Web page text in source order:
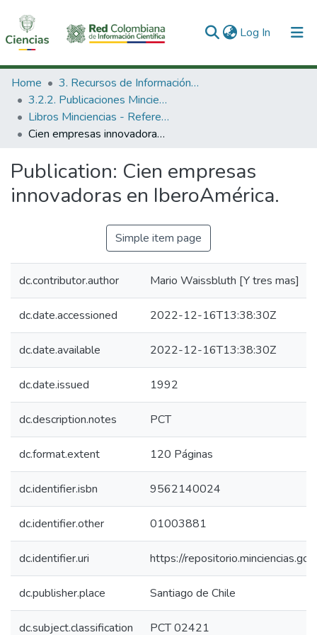
Log In (current)
Communities & Collections
All of DSpace
Statistics
Home
3. Recursos de Información Científica y Tecnológica
3.2.2. Publicaciones Minciencias
Libros Minciencias - Referenciales
Cien empresas innovadoras en IberoAmérica.
Publication: Cien empresas
innovadoras en IberoAmérica.
Simple item page
dc.contributor.author Mario Waissbluth [Y tres mas]
dc.date.accessioned 2022-12-16T13:38:30Z
dc.date.available 2022-12-16T13:38:30Z
dc.date.issued 1992
dc.description.notes PCT
dc.format.extent 120 Páginas
dc.identifier.isbn 9562140024
dc.identifier.other 01003881
dc.identifier.uri https://
dc.publisher.place Santiago de Chile
dc.subject.classification PCT 02421